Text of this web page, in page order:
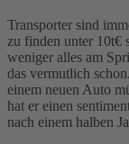
Transporter sind
zu finden unter 10t€
weniger alles am
das vermutlich
einem neuen Auto
hat er einen
nach einem halben